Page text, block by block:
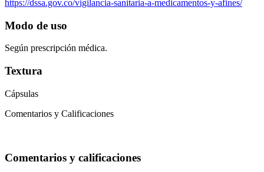
https://dssa.gov.co/vigilancia-sanitaria-a-medicamentos-y-afines/
Modo de uso
Según prescripción médica.
Textura
Cápsulas
Comentarios y Calificaciones
Comentarios y calificaciones